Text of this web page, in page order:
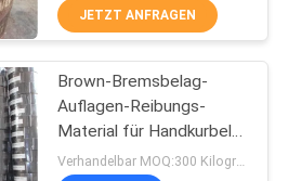
23
JETZT ANFRAGEN
Brown-Bremsbelag-
Auflagen-Reibungs-
Material für Handkurbel-
Hebewinde Sugar Mill